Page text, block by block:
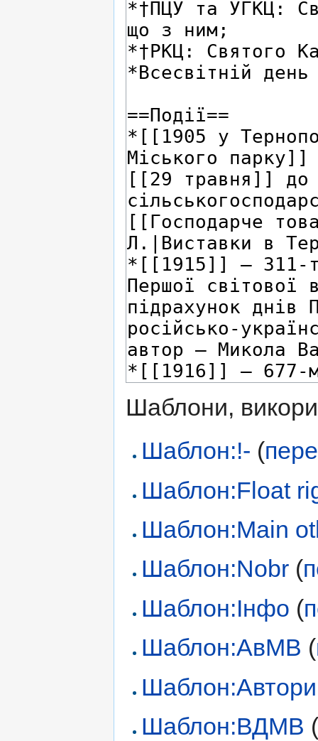
Шаблони,
Шаблон:!- (
Шаблон:Float
Шаблон:Main
Шаблон:Nobr (
Шаблон:Інфо (
Шаблон:АвМВ (
Шаблон:Автори
Шаблон:ВДМВ